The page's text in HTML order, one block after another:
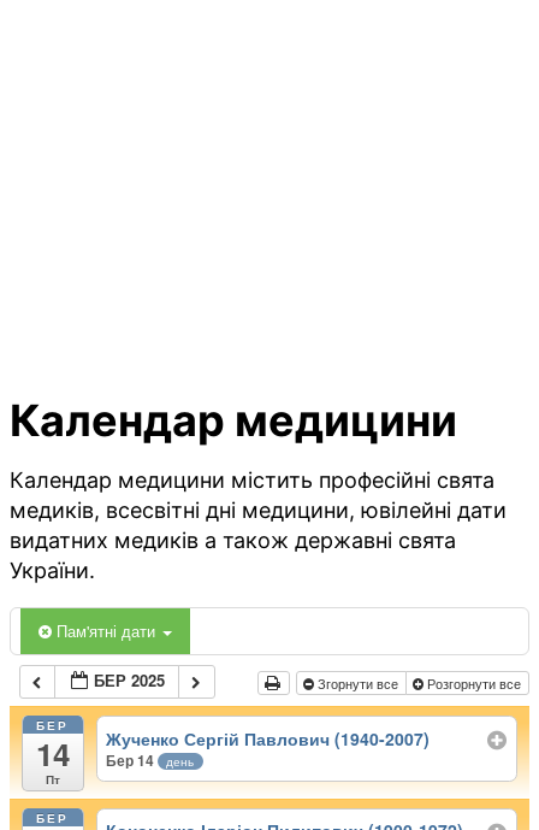
Календар медицини
Календар медицини містить професійні свята
медиків, всесвітні дні медицини, ювілейні дати
видатних медиків а також державні свята
України.
Пам'ятні дати
БЕР 2025 Згорнути все Розгорнути все
БЕР
14
Пт
Жученко Сергій Павлович (1940-2007)
Бер 14 день
БЕР